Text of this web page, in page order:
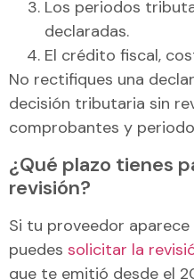
Los periodos
declaradas.
El crédito fiscal,
No rectifiques una
decisión tributaria sin
comprobantes y
¿Qué plazo tienes
revisión?
Si tu proveedor
puedes solicitar la
que te emitió desde el